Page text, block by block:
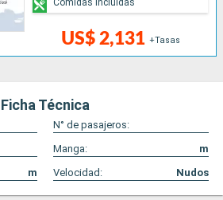
US$ 2,131 +Tasas
Comidas incluidas
Ficha Técnica
N° de pasajeros:
Manga:
m
m Velocidad: Nudos